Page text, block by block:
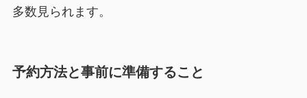
多数見られます。
予約方法と事前に準備すること